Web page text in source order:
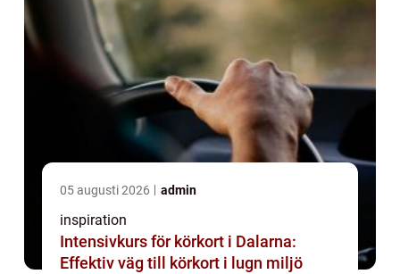
05 augusti 2026 admin
inspiration
Intensivkurs för körkort i Dalarna:
Effektiv väg till körkort i lugn miljö